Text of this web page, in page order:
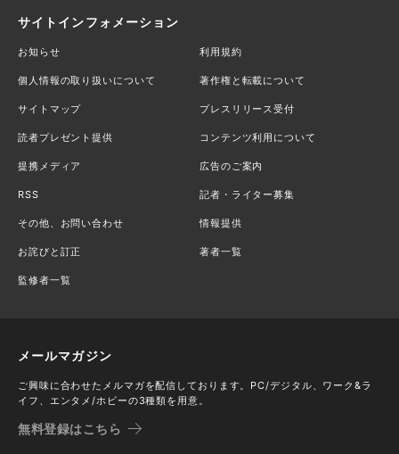
サイトインフォメーション
お知らせ 利用規約
個人情報の取り扱いについて 著作権と転載について
サイトマップ プレスリリース受付
読者プレゼント提供 コンテンツ利用について
提携メディア 広告のご案内
RSS 記者・ライター募集
その他、お問い合わせ 情報提供
お詫びと訂正 著者一覧
監修者一覧
メールマガジン
ご興味に合わせたメルマガを配信しております。PC/デジタル、ワーク&ラ
イフ、エンタメ/ホビーの3種類を用意。
無料登録はこちら